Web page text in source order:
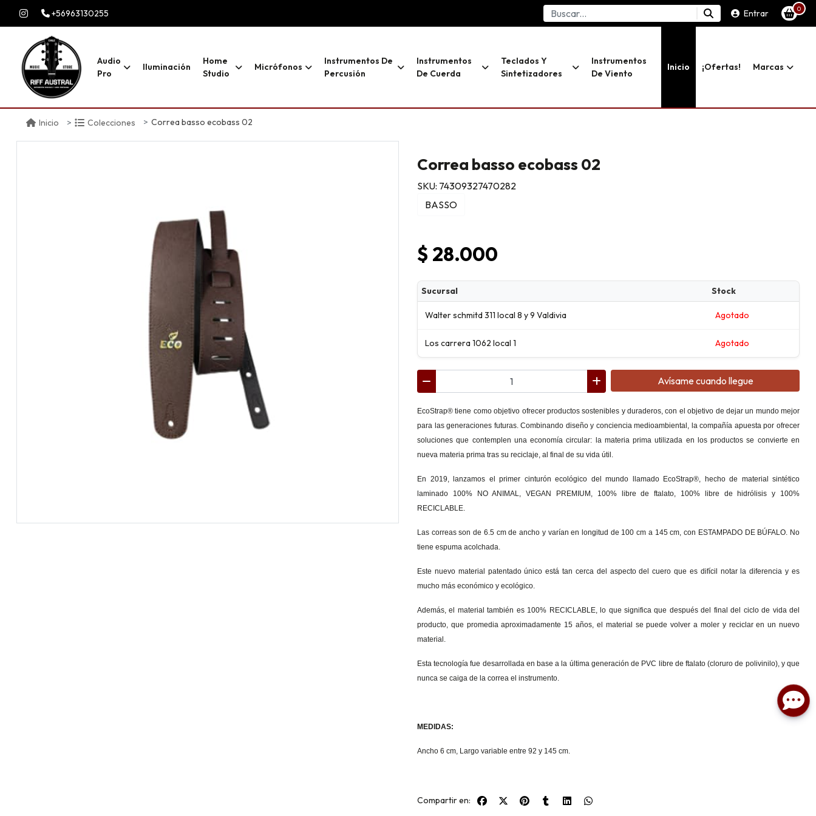
+56963130255 Entrar 0
Audio
Pro
Iluminación
Home
Studio
Micrófonos
Instrumentos De
Percusión
Instrumentos
De Cuerda
Teclados Y
Sintetizadores
Instrumentos
De Viento
Inicio ¡ofertas! Marcas
Inicio Colecciones Correa basso ecobass 02
Correa basso ecobass 02
SKU: 74309327470282
BASSO
$ 28.000
Sucursal Stock
Walter schmitd 311 local 8 y 9 Valdivia Agotado
Los carrera 1062 local 1 Agotado
Avísame cuando llegue
EcoStrap® tiene como objetivo ofrecer productos sostenibles y duraderos, con el objetivo de dejar un mundo mejor
para las generaciones futuras. Combinando diseño y conciencia medioambiental, la compañía apuesta por ofrecer
soluciones que contemplen una economía circular: la materia prima utilizada en los productos se convierte en
nueva materia prima tras su reciclaje, al final de su vida útil.
En 2019, lanzamos el primer cinturón ecológico del mundo llamado EcoStrap®, hecho de material sintético
laminado 100% NO ANIMAL, VEGAN PREMIUM, 100% libre de ftalato, 100% libre de hidrólisis y 100%
RECICLABLE.
Las correas son de 6.5 cm de ancho y varían en longitud de 100 cm a 145 cm, con ESTAMPADO DE BÚFALO. No
tiene espuma acolchada.
Este nuevo material patentado único está tan cerca del aspecto del cuero que es difícil notar la diferencia y es
mucho más económico y ecológico.
Además, el material también es 100% RECICLABLE, lo que significa que después del final del ciclo de vida del
producto, que promedia aproximadamente 15 años, el material se puede volver a moler y reciclar en un nuevo
material.
Esta tecnología fue desarrollada en base a la última generación de PVC libre de ftalato (cloruro de polivinilo), y que
nunca se caiga de la correa el instrumento.
MEDIDAS:
Ancho 6 cm, Largo variable entre 92 y 145 cm.
Compartir en: